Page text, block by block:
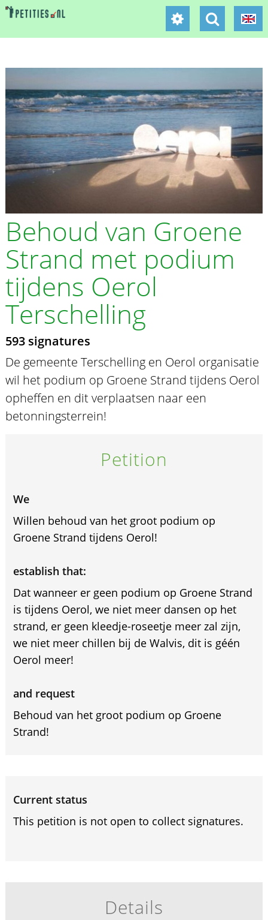
Behoud van Groene
Strand met podium
tijdens Oerol
Terschelling
593 signatures
De gemeente Terschelling en Oerol organisatie
wil het podium op Groene Strand tijdens Oerol
opheffen en dit verplaatsen naar een
betonningsterrein!
Petition
We
Willen behoud van het groot podium op
Groene Strand tijdens Oerol!
establish that:
Dat wanneer er geen podium op Groene Strand
is tijdens Oerol, we niet meer dansen op het
strand, er geen kleedje-roseetje meer zal zijn,
we niet meer chillen bij de Walvis, dit is géén
Oerol meer!
and request
Behoud van het groot podium op Groene
Strand!
Current status
This petition is not open to collect signatures.
Details